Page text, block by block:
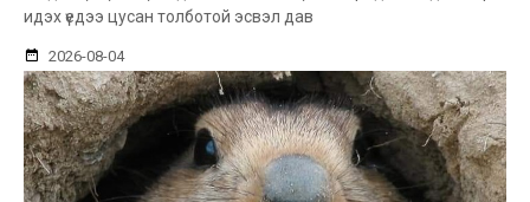
идэх үедээ цусан толботой эсвэл дав
2026-08-04